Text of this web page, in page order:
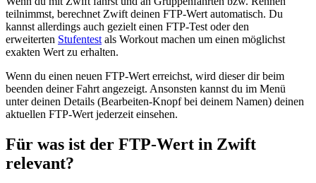
teilnimmst, berechnet Zwift deinen FTP-Wert automatisch. Du
kannst allerdings auch gezielt einen FTP-Test oder den
erweiterten Stufentest als Workout machen um einen möglichst
exakten Wert zu erhalten.
Wenn du einen neuen FTP-Wert erreichst, wird dieser dir beim
beenden deiner Fahrt angezeigt. Ansonsten kannst du im Menü
unter deinen Details (Bearbeiten-Knopf bei deinem Namen) deinen
aktuellen FTP-Wert jederzeit einsehen.
Für was ist der FTP-Wert in Zwift
relevant?